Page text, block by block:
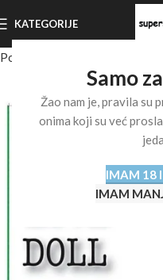
Samo
Žao nam je, pravila su
onima koji su već
IMAM 18
IMAM
KATEGORIJE
Početna stranica